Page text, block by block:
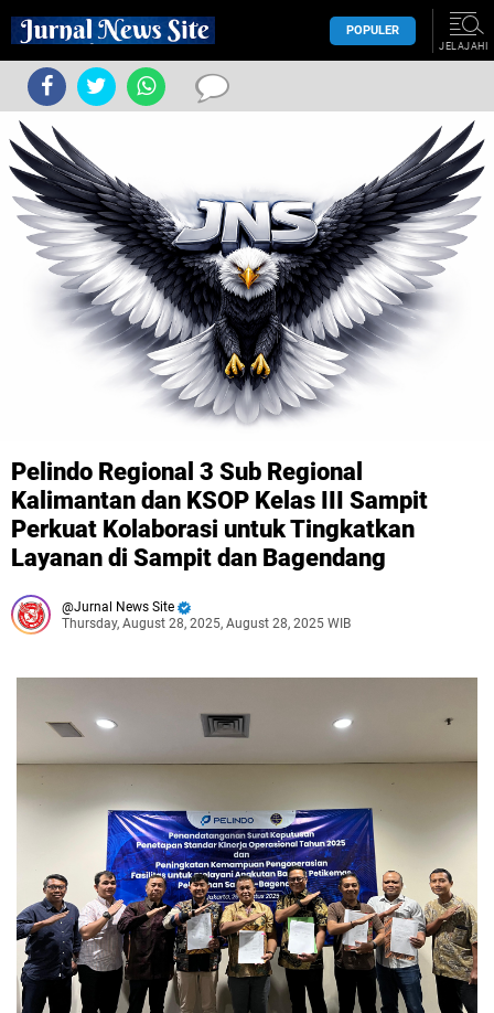
POPULER
JELAJAHI
Pelindo Regional 3 Sub Regional
Kalimantan dan KSOP Kelas III Sampit
Perkuat Kolaborasi untuk Tingkatkan
Layanan di Sampit dan Bagendang
Jurnal News Site
Thursday, August 28, 2025, August 28, 2025 WIB